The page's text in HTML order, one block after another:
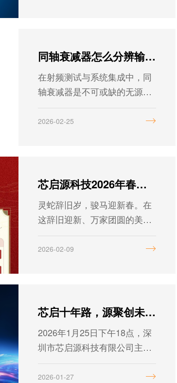
能，开启职业生涯的无限可
能。
同轴衰减器怎么分辨输入输出端？
在射频测试与系统集成中，同
轴衰减器是不可或缺的无源元
件，其主要功能是精确控制信
号功率、改善阻抗匹配或实现
2026-02-25
芯启源科技2026年春节放假通知暨新春贺词
灵蛇辞旧岁，骏马迎新春。在
这辞旧迎新、万家团圆的美好
时刻，芯启源科技怀着对团
圆、祥和与繁荣的深切期盼，
2026-02-09
芯启十年路，源聚创未来 | 芯启源科技2026年会盛典圆满落幕
2026年1月25日下午18点，深
圳市芯启源科技有限公司主题
为“芯启十年路，源聚创未
来”的2026年会盛典暨年终旅
2026-01-27